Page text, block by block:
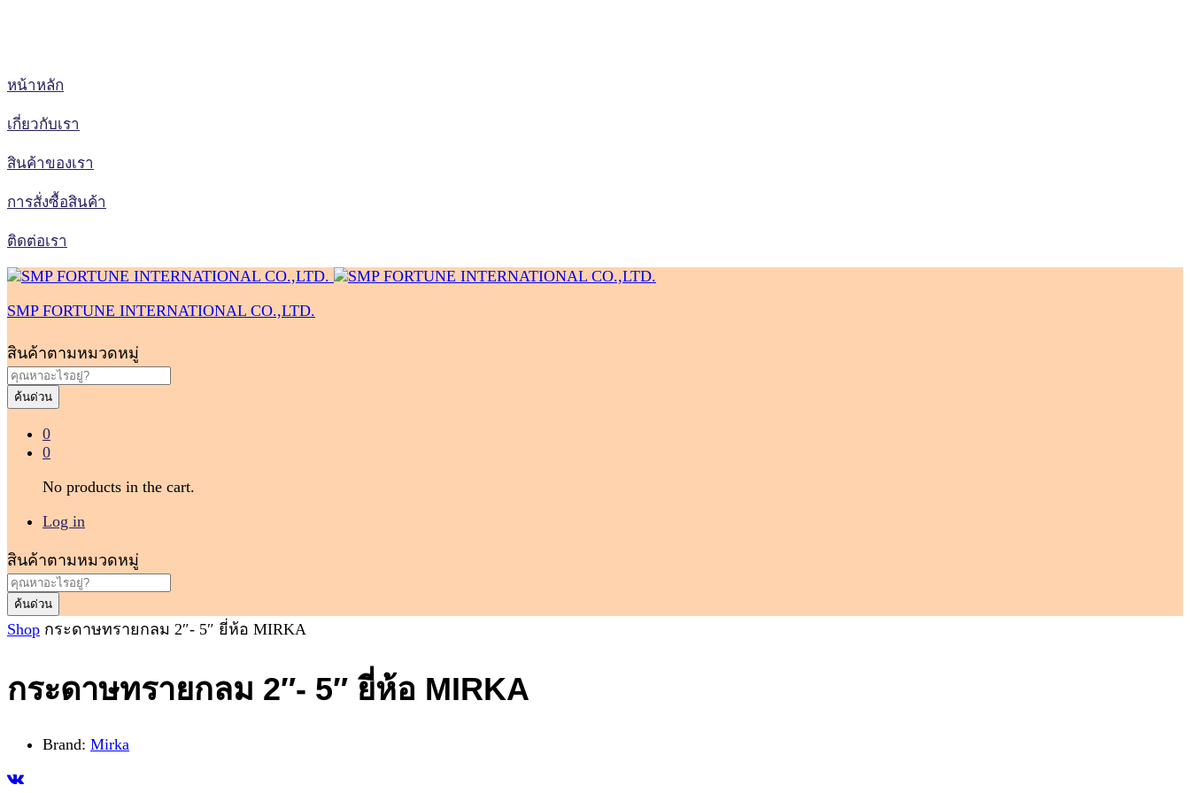
หน้าหลัก
เกี่ยวกับเรา
สินค้าของเรา
การสั่งซื้อสินค้า
ติดต่อเรา
SMP FORTUNE INTERNATIONAL CO.,LTD.
สินค้าตามหมวดหมู่
ค้นด่วน
0
0
No products in the cart.
Log in
สินค้าตามหมวดหมู่
ค้นด่วน
Shop กระดาษทรายกลม 2″- 5″ ยี่ห้อ MIRKA
กระดาษทรายกลม 2″- 5″ ยี่ห้อ MIRKA
Brand: Mirka